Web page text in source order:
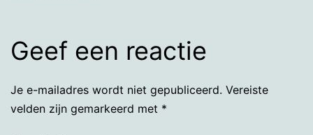
Geef een reactie
Je e-mailadres wordt niet gepubliceerd. Vereiste
velden zijn gemarkeerd met *